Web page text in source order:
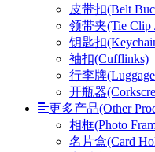
皮带扣(Belt
领带夹(Tie Clip
钥匙扣
袖扣(Cufflinks)
行李牌
开瓶器
更多产品(Other
相框(Photo
名片盒(Card